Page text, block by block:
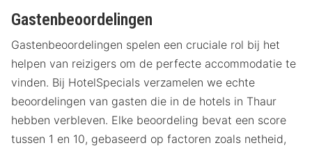
Gastenbeoordelingen
Gastenbeoordelingen spelen een cruciale rol bij het
helpen van reizigers om de perfecte accommodatie te
vinden. Bij HotelSpecials verzamelen we echte
beoordelingen van gasten die in de hotels in Thaur
hebben verbleven. Elke beoordeling bevat een score
tussen 1 en 10, gebaseerd op factoren zoals netheid,